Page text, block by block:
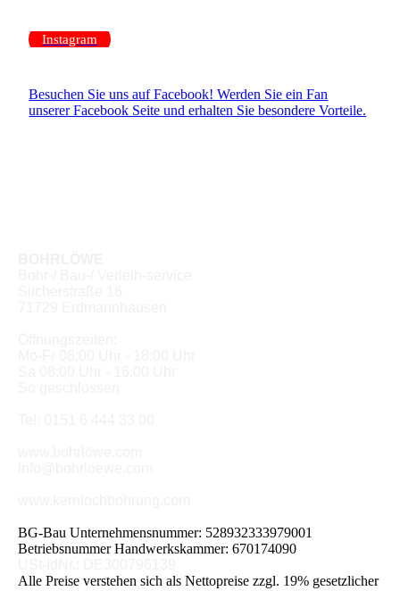
Instagram
Besuchen Sie uns auf Facebook! Werden Sie ein Fan
unserer Facebook Seite und erhalten Sie besondere Vorteile.
BG-Bau Unternehmensnummer: 528932333979001
Betriebsnummer Handwerkskammer: 670174090
Alle Preise verstehen sich als Nettopreise zzgl. 19% gesetzlicher